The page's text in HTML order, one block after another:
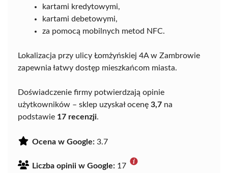
kartami kredytowymi,
kartami debetowymi,
za pomocą mobilnych metod NFC.
Lokalizacja przy ulicy Łomżyńskiej 4A w Zambrowie
zapewnia łatwy dostęp mieszkańcom miasta.
Doświadczenie firmy potwierdzają opinie
użytkowników – sklep uzyskał ocenę 3,7 na
podstawie 17 recenzji.
Ocena w Google: 3.7
Liczba opinii w Google: 17